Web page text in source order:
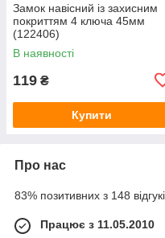
Замок навісний із захисним
покриттям 4 ключа 45мм
(122406)
В наявності
119 ₴
Купити
Про нас
83% позитивних з 148
Працює з 11.05.2010